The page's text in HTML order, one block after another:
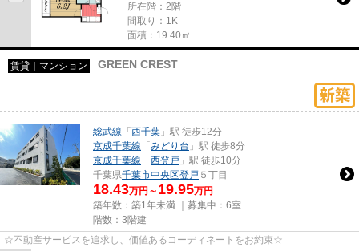
所在階：2階
間取り：1K
面積：19.40㎡
賃貸｜マンション GREEN CREST
総武線 「 西千葉 」駅 徒歩12分
京成千葉線 「 みどり台 」駅 徒歩8分
京成千葉線 「 西登戸 」駅 徒歩10分
千葉県千葉市中央区登戸 ５丁目
18.43万円～ 19.95万円
築年数：築1年未満 ｜募集中： 6室
階数：3階建
☆不動産サービスを追求し、価値あるコーディネートをお約束☆